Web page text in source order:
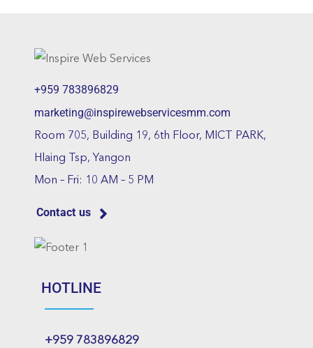
+959 783896829
marketing@inspirewebservicesmm.com
Room 705, Building 19, 6th Floor, MICT PARK,
Hlaing Tsp, Yangon
Mon – Fri: 10 AM – 5 PM
Contact us
HOTLINE
+959 783896829